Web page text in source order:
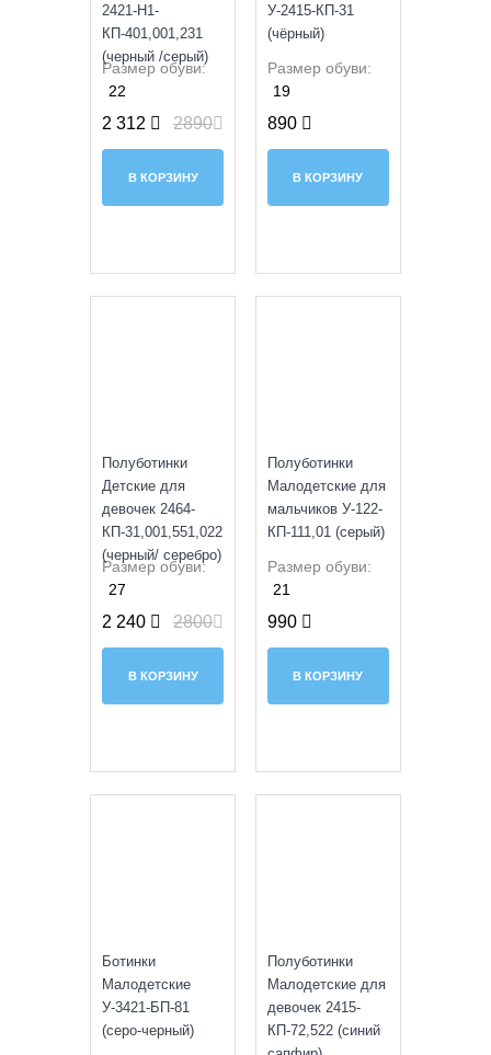
2421-H1-
КП-401,001,231
(черный /серый)
Размер обуви:
22
2 312 2890
В КОРЗИНУ
У-2415-КП-31
(чёрный)
Размер обуви:
19
890
В КОРЗИНУ
Полуботинки
Детские для
девочек 2464-
КП-31,001,551,022
(черный/ серебро)
Размер обуви:
27
2 240 2800
В КОРЗИНУ
Полуботинки
Малодетские для
мальчиков У-122-
КП-111,01 (серый)
Размер обуви:
21
990
В КОРЗИНУ
Ботинки
Малодетские
У-3421-БП-81
(серо-черный)
Полуботинки
Малодетские для
девочек 2415-
КП-72,522 (синий